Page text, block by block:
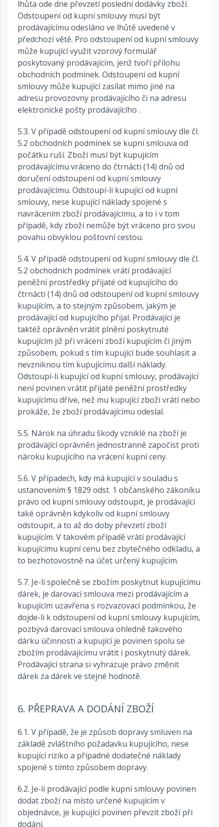
lhůta ode dne převzetí poslední dodávky zboží.
Odstoupení od kupní smlouvy musí být
prodávajícímu odesláno ve lhůtě uvedené v
předchozí větě. Pro odstoupení od kupní smlouvy
může kupující využit vzorový formulář
poskytovaný prodávajícím, jenž tvoří přílohu
obchodních podmínek. Odstoupení od kupní
smlouvy může kupující zasílat mimo jiné na
adresu provozovny prodávajícího či na adresu
elektronické pošty prodávajícího .
5.3. V případě odstoupení od kupní smlouvy dle čl.
5.2 obchodních podmínek se kupní smlouva od
počátku ruší. Zboží musí být kupujícím
prodávajícímu vráceno do čtrnácti (14) dnů od
doručení odstoupení od kupní smlouvy
prodávajícímu. Odstoupí-li kupující od kupní
smlouvy, nese kupující náklady spojené s
navrácením zboží prodávajícímu, a to i v tom
případě, kdy zboží nemůže být vráceno pro svou
povahu obvyklou poštovní cestou.
5.4. V případě odstoupení od kupní smlouvy dle čl.
5.2 obchodních podmínek vrátí prodávající
peněžní prostředky přijaté od kupujícího do
čtrnácti (14) dnů od odstoupení od kupní smlouvy
kupujícím, a to stejným způsobem, jakým je
prodávající od kupujícího přijal. Prodávající je
taktéž oprávněn vrátit plnění poskytnuté
kupujícím již při vrácení zboží kupujícím či jiným
způsobem, pokud s tím kupující bude souhlasit a
nevzniknou tím kupujícímu další náklady.
Odstoupí-li kupující od kupní smlouvy, prodávající
není povinen vrátit přijaté peněžní prostředky
kupujícímu dříve, než mu kupující zboží vrátí nebo
prokáže, že zboží prodávajícímu odeslal.
5.5. Nárok na úhradu škody vzniklé na zboží je
prodávající oprávněn jednostranně započíst proti
nároku kupujícího na vrácení kupní ceny.
5.6. V případech, kdy má kupující v souladu s
ustanovením § 1829 odst. 1 občanského zákoníku
právo od kupní smlouvy odstoupit, je prodávající
také oprávněn kdykoliv od kupní smlouvy
odstoupit, a to až do doby převzetí zboží
kupujícím. V takovém případě vrátí prodávající
kupujícímu kupní cenu bez zbytečného odkladu, a
to bezhotovostně na účet určený kupujícím.
5.7. Je-li společně se zbožím poskytnut kupujícímu
dárek, je darovací smlouva mezi prodávajícím a
kupujícím uzavřena s rozvazovací podmínkou, že
dojde-li k odstoupení od kupní smlouvy kupujícím,
pozbývá darovací smlouva ohledně takového
dárku účinnosti a kupující je povinen spolu se
zbožím prodávajícímu vrátit i poskytnutý dárek.
Prodávající strana si vyhrazuje právo změnit
dárek za dárek ve stejné hodnotě.
6. PŘEPRAVA A DODÁNÍ ZBOŽÍ
6.1. V případě, že je způsob dopravy smluven na
základě zvláštního požadavku kupujícího, nese
kupující riziko a případné dodatečné náklady
spojené s tímto způsobem dopravy.
6.2. Je-li prodávající podle kupní smlouvy povinen
dodat zboží na místo určené kupujícím v
objednávce, je kupující povinen převzít zboží při
dodání.